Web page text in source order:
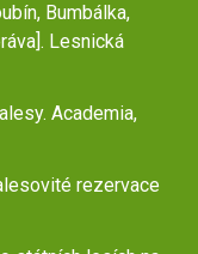
Bumbálka,
Lesnická
Academia,
rezervace